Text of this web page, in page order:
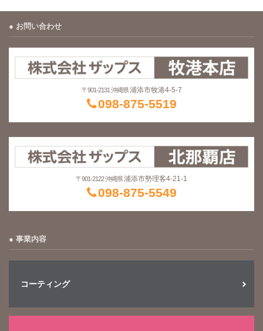
お問い合わせ
〒901-2131 沖縄県 浦添市牧港4-5-7
098-875-5519
〒901-2122 沖縄県浦添市勢理客4-21-1
098-875-5549
事業内容
コーティング